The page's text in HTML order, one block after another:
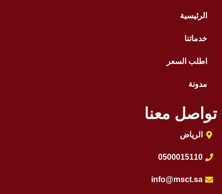
الرئيسية
خدماتنا
اطلب السعر
مدونة
معنا
الرياض
0500015110
info@msct.sa